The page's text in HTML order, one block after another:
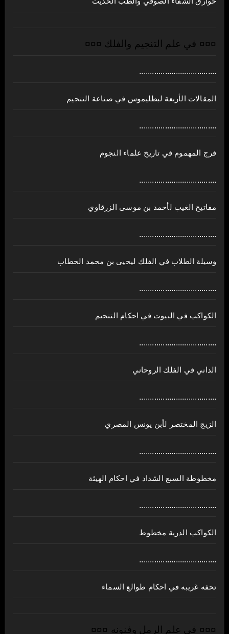
¤¤¤ في علم التنجيم والفلك ¤¤¤
....................................
المقالات الأربعة لبطليموس في صناعة التنجيم
....................................
فرج المهموم في تاريخ علماء النجوم
....................................
مفاتيح الغيب لأحمد بن موسى الزرقاوي
....................................
وسيلة الطلاب في الفلك ليحيى بن محمد الحطاب
....................................
الكواكب في البيوت في احكام التنجيم
....................................
الداني في الفلك الروحاني
....................................
الزيج المختصر لأبن يونس المصري
....................................
مخطوطة السبع الشداد في احكام الهيئة
....................................
الكواكب الدرية مخطوط
....................................
تحفه غريبه في احكام طوالع السماء
¤¤¤ في علم الرمل وفنونه ¤¤¤